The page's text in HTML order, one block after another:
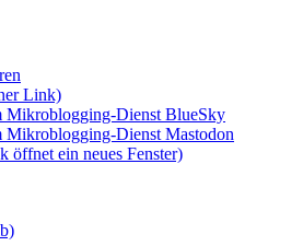
Link)
Mikroblogging-Dienst BlueSky
Mikroblogging-Dienst Mastodon
öffnet ein neues Fenster)